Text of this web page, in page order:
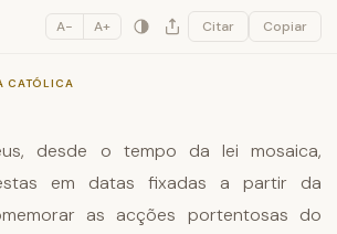
da Igreja Católica
A− A+ Citar Copiar
CATÓLICA
desde o tempo da lei mosaica,
em datas fixadas a partir da
as acções portentosas do